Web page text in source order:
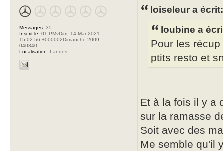
loiseleur a écrit:
loubine a
Pour les
ptits resto et
Et à la fois il y a
sur la ramasse
Soit avec des
Me semble qu'il
Messages: 35
Inscrit le: 01 PMvDim, 14 Mar 2021
15:02:56 +000002Dimanche 2009
040340
Localisation: Landes